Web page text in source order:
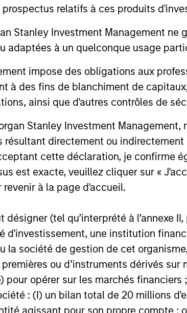
relatifs à ces produits
Stanley Investment Management
adaptées à un quelconque usage
impose des obligations aux
à des fins de blanchiment de
ainsi que d'autres contrôles de
Stanley Investment
directement ou
cette déclaration, je confirme
est exacte, veuillez cliquer sur «
à la page d'accueil.
désigner (tel qu’interprété à l’annexe
d'investissement, une institution
la société de gestion de cet
ou d’instruments dérivés
pour opérer sur les marchés
: (I) un bilan total de 20 millions
agissant pour son propre compte ;
in Japanese equities with market
to identify undervalued, quality
long-term intrinsic value.
may change from time to time.